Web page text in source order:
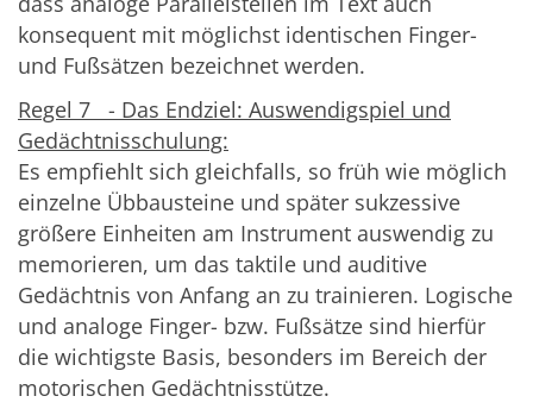
konsequent mit möglichst identischen Finger-
und Fußsätzen bezeichnet werden.
Regel 7 - Das Endziel: Auswendigspiel und
Gedächtnisschulung:
Es empfiehlt sich gleichfalls, so früh wie möglich
einzelne Übbausteine und später sukzessive
größere Einheiten am Instrument auswendig zu
memorieren, um das taktile und auditive
Gedächtnis von Anfang an zu trainieren. Logische
und analoge Finger- bzw. Fußsätze sind hierfür
die wichtigste Basis, besonders im Bereich der
motorischen Gedächtnisstütze.